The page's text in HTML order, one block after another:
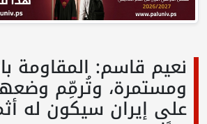
نعيم قاسم: المقاومة
ومستمرة، وتُرمِّم
على إيران سيكون له